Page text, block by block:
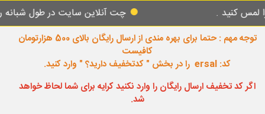
. چت آنلاین سایت در طول شبانه روز
توجه مهم : حتما برای بهره مندی از ارسال رایگان بالای 500 هزارتومان
کافیست
کد: ersal را در بخش " کدتخفیف دارید؟ " وارد کنید.
اگر کد تخفیف ارسال رایگان را وارد نکنید کرایه برای شما لحاظ خواهد
شد.